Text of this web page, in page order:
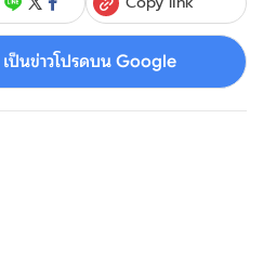
ป็นข่าวโปรดบน Google